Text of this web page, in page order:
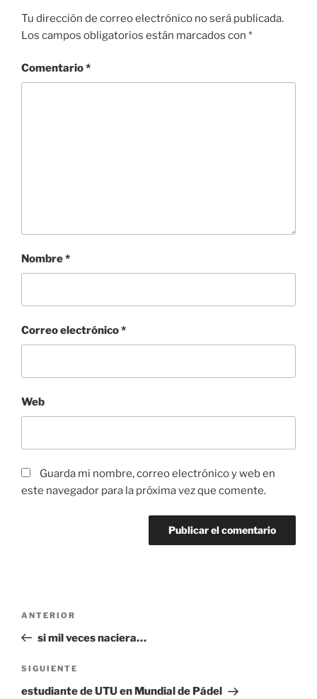
Tu dirección de correo electrónico no será publicada.
Los campos obligatorios están marcados con *
Comentario*
Nombre*
Correo electrónico*
Web
Guarda mi nombre, correo electrónico y web en
este navegador para la próxima vez que comente.
Navegación
entradas
Entrada
anterior:
ANTERIOR
si mil veces naciera…
Siguiente
entrada
SIGUIENTE
estudiante de UTU en Mundial de Pádel